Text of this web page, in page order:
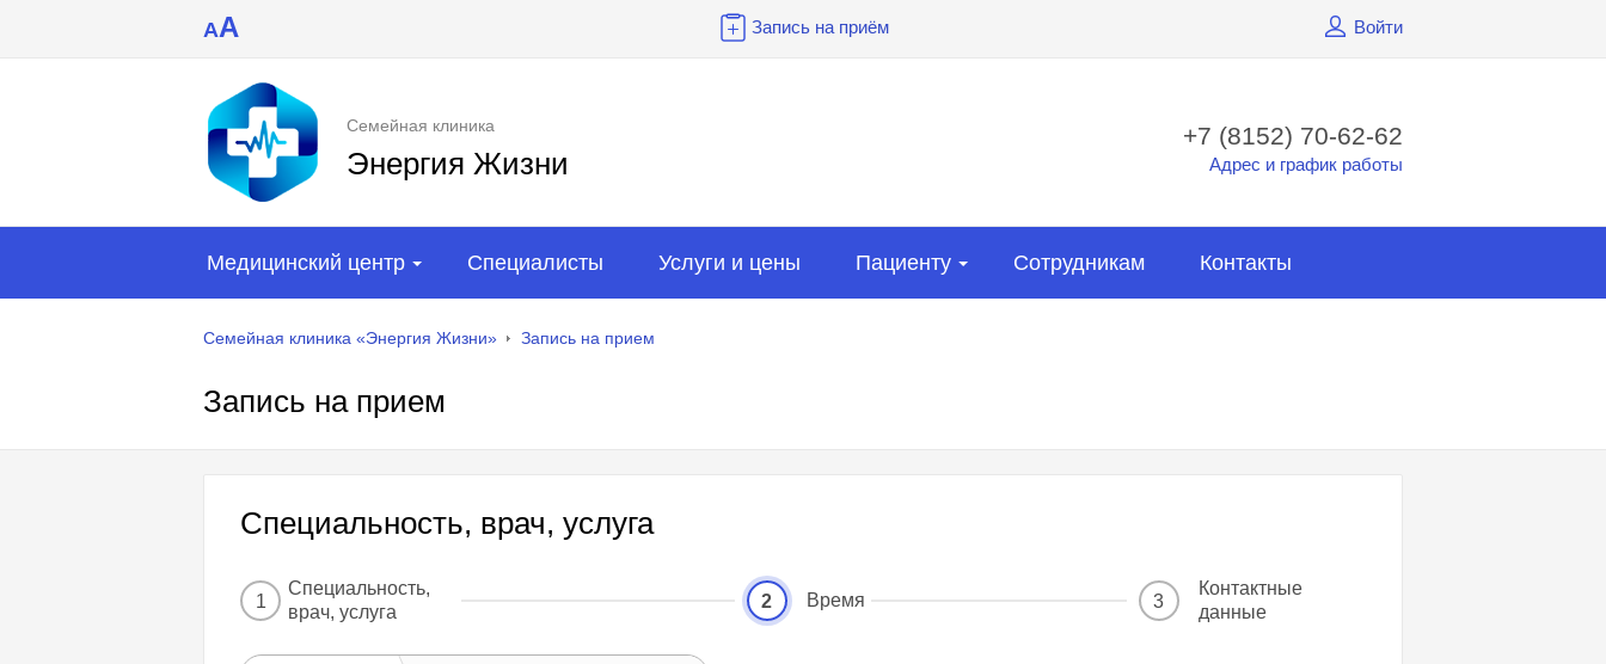
AA Запись на приём Войти
Семейная клиника
Энергия Жизни
+7 (8152) 70-62-62
Адрес и график работы
Медицинский центр Специалисты Услуги и цены Пациенту Сотрудникам Контакты
Семейная клиника «Энергия Жизни» Запись на прием
Запись на прием
Специальность, врач, услуга
1
Специальность,
врач, услуга
2 Время 3
Контактные
данные